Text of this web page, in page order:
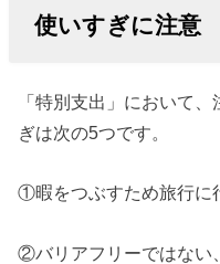
使いすぎに注意
「特別支出」において
ぎは次の5つです。
①暇をつぶすため旅行に
②バリアフリーではない